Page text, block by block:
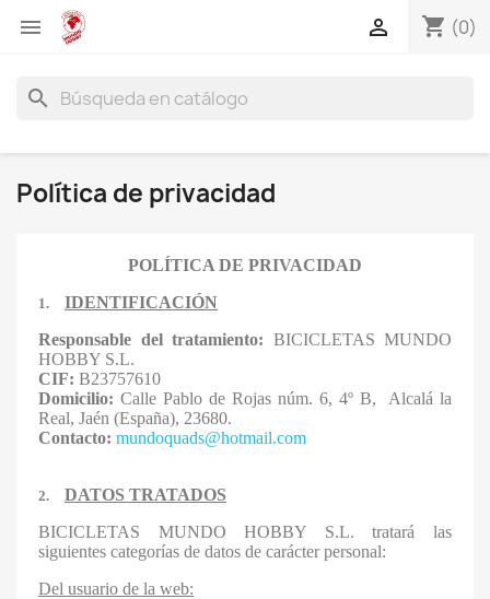
 shopping_cart (0)

search
Política de privacidad
POLÍTICA DE PRIVACIDAD
1.
IDENTIFICACIÓN
Responsable del tratamiento: BICICLETAS MUNDO
HOBBY S.L.
CIF: B23757610
Domicilio: Calle Pablo de Rojas núm. 6, 4º B, Alcalá la
Real, Jaén (España), 23680.
Contacto: mundoquads@hotmail.com
2.
DATOS TRATADOS
BICICLETAS MUNDO HOBBY S.L.tratará las
siguientes categorías de datos de carácter personal:
Del usuario de la web: